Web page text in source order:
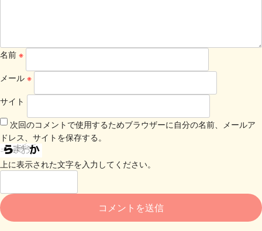
名前 ※
メール ※
サイト
次回のコメントで使用するためブラウザーに自分の名前、メールア
ドレス、サイトを保存する。
上に表示された文字を入力してください。